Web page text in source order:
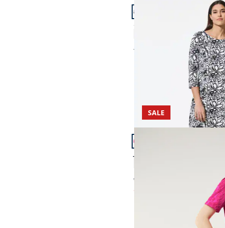
Artikel 10 von 14.
Softjersey-Jacquardkleid
4,5 (57)
Fr. 199,00
Artikel 13 von 14.
SALE
ab Fr. 259,99
ab